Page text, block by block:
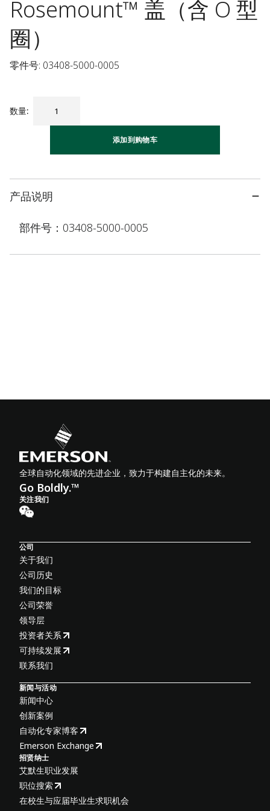
Rosemount™ 盖（含 O 型
圈）
零件号: 03408-5000-0005
数量:
添加到购物车
产品说明
部件号：03408-5000-0005
全球自动化领域的先进企业，致力于构建自主化的未来。
Go Boldly.™
关注我们
公司
关于我们
公司历史
我们的目标
公司荣誉
领导层
投资者关系
可持续发展
联系我们
新闻与活动
新闻中心
创新案例
自动化专家博客
Emerson Exchange
招贤纳士
艾默生职业发展
职位搜索
在校生与应届毕业生求职机会